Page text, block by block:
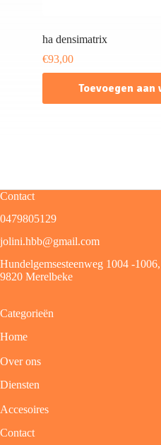
ha densimatrix
€93,00
Toevoegen
Contact
0479805129
jolini.hbb@gmail.com
Hundelgemsesteenweg 1004 -1006,
9820 Merelbeke
Categorieën
Home
Over ons
Diensten
Accesoires
Contact